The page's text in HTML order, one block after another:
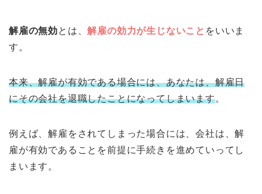
解雇の無効とは、解雇の効力が生じないこと をいいま
す。
本来、解雇が有効である場合には、あなたは、解雇日
にその会社を退職したことになってしまいます。
例えば、解雇をされてしまった場合には、会社は、解
雇が有効であることを前提に手続きを進めていってし
まいます。